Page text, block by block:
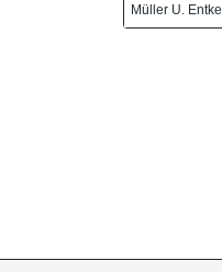
Müller U.